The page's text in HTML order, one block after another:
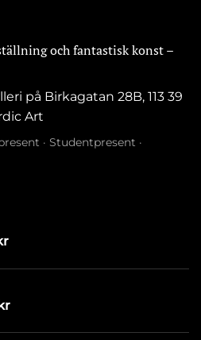
och fantastisk konst –
på Birkagatan 28B, 113 39
Art
· Studentpresent ·
kr